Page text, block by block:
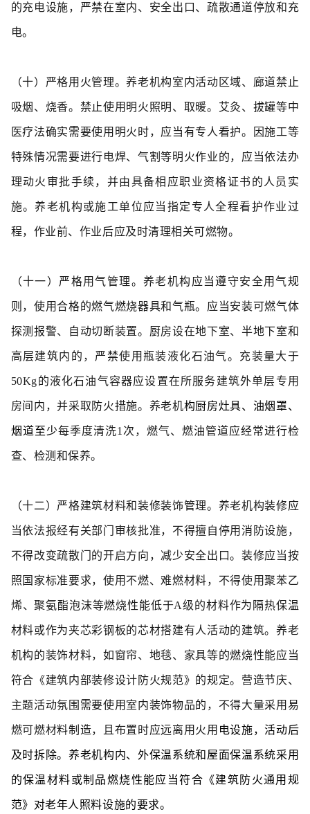
的充电设施，严禁在室内、安全出口、疏散通道停放和充
电。
（十）严格用火管理。养老机构室内活动区域、廊道禁止
吸烟、烧香。禁止使用明火照明、取暖。艾灸、拔罐等中
医疗法确实需要使用明火时，应当有专人看护。因施工等
特殊情况需要进行电焊、气割等明火作业的，应当依法办
理动火审批手续，并由具备相应职业资格证书的人员实
施。养老机构或施工单位应当指定专人全程看护作业过
程，作业前、作业后应及时清理相关可燃物。
（十一）严格用气管理。养老机构应当遵守安全用气规
则，使用合格的燃气燃烧器具和气瓶。应当安装可燃气体
探测报警、自动切断装置。厨房设在地下室、半地下室和
高层建筑内的，严禁使用瓶装液化石油气。充装量大于
50Kg的液化石油气容器应设置在所服务建筑外单层专用
房间内，并采取防火措施。养老机构厨房灶具、油烟罩、
烟道至少每季度清洗1次，燃气、燃油管道应经常进行检
查、检测和保养。
（十二）严格建筑材料和装修装饰管理。 养老机构装修应
当依法报经有关部门审核批准，不得擅自停用消防设施，
不得改变疏散门的开启方向，减少安全出口。装修应当按
照国家标准要求，使用不燃、难燃材料，不得使用聚苯乙
烯、聚氨酯泡沫等燃烧性能低于A级的材料作为隔热保温
材料或作为夹芯彩钢板的芯材搭建有人活动的建筑。养老
机构的装饰材料，如窗帘、地毯、家具等的燃烧性能应当
符合《建筑内部装修设计防火规范》的规定。营造节庆、
主题活动氛围需要使用室内装饰物品的，不得大量采用易
燃可燃材料制造，且布置时应远离用火用 电设施，活动后
及时拆除。养老机构内、外保温系统和屋面保温系统采用
的保温材料或制品燃烧性能应当符合《建筑防火通用规
范》对老年人照料设施的要求。